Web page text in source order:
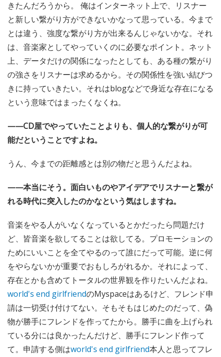
きたんだろうから。 俺はインターネット上で、リスナー
と新しい繋がり方ができないかなって思っている。今まで
とは違う、強度な繋がり方が出来るんじゃないかな。それ
は、音楽家としてやっていくのに必要なポイント。ネット
上、データだけの関係になったとしても、ある種の繋がり
の強さをリスナーは求めるから。その関係性を強い結びつ
きに持っていきたい。それはblogなどで身近な存在になる
という意味ではまったくなくね。
——CD屋でやっていたことよりも、個人的な繋がりが可
能だということですよね。
うん、今までの距離感とは別の物だと思うんだよね。
——本当にそう。面白いものやアイデアでリスナーと繋が
れる時代に突入したのかなという気はしますね。
音楽をやる人がいなくなっているとかだったら問題だけ
ど、皆音楽を欲してることは欲してる。プロモーションの
ためにいいことを全てやるのって誰にだって可能。逆に何
をやらないかが重要でおもしろがれるか。それによって、
存在とかも含めてトータルの世界観を作りたいんだよね。
world's end girlfriendのMyspaceはあるけど、フレンド申
請は一切受け付けてない。そもそもはじめたのだって、偽
物が勝手にフレンドを作ってたから。勝手に曲を上げられ
ている分には良かったんだけど、勝手にフレンド作って
て。申請する側はworld's end girlfriend本人と思ってフレ